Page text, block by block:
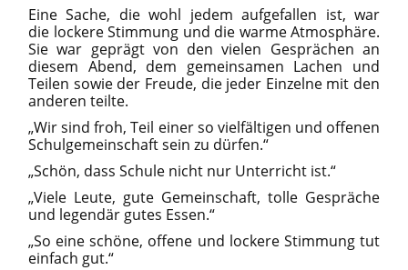
Eine Sache, die wohl jedem aufgefallen ist, war
die lockere Stimmung und die warme Atmosphäre.
Sie war geprägt von den vielen Gesprächen an
diesem Abend, dem gemeinsamen Lachen und
Teilen sowie der Freude, die jeder Einzelne mit den
anderen teilte.
„Wir sind froh, Teil einer so vielfältigen und offenen
Schulgemeinschaft sein zu dürfen.“
„Schön, dass Schule nicht nur Unterricht ist.“
„Viele Leute, gute Gemeinschaft, tolle Gespräche
und legendär gutes Essen.“
„So eine schöne, offene und lockere Stimmung tut
einfach gut.“